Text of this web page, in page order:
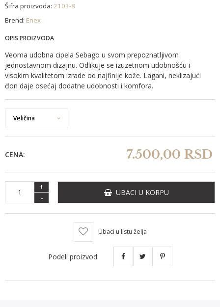
Šifra proizvoda: 2103-8
Brend: Enex
OPIS PROIZVODA
Veoma udobna cipela Sebago u svom prepoznatljivom
jednostavnom dizajnu. Odlikuje se izuzetnom udobnošću i
visokim kvalitetom izrade od najfinije kože. Lagani, neklizajući
đon daje osećaj dodatne udobnosti i komfora.
CENA: 7.500,00 RSD
+
-
UBACI U KORPU
Ubaci u listu želja
Podeli proizvod: